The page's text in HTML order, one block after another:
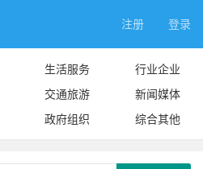
注册 登录
生活服务
行业企业
交通旅游
新闻媒体
政府组织 综合其他